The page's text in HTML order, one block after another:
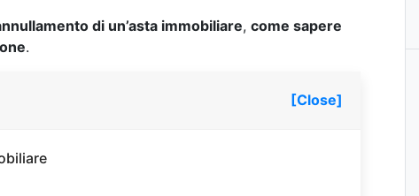
di un’asta immobiliare, come sapere
.
[Close]